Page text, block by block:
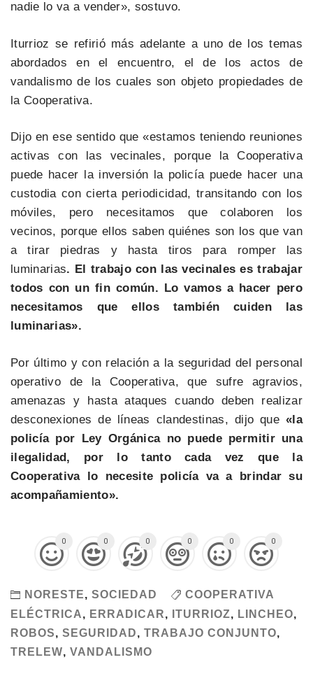
nadie lo va a vender», sostuvo.
Iturrioz se refirió más adelante a uno de los temas
abordados en el encuentro, el de los actos de
vandalismo de los cuales son objeto propiedades de
la Cooperativa.
Dijo en ese sentido que «estamos teniendo reuniones
activas con las vecinales, porque la Cooperativa
puede hacer la inversión la policía puede hacer una
custodia con cierta periodicidad, transitando con los
móviles, pero necesitamos que colaboren los
vecinos, porque ellos saben quiénes son los que van
a tirar piedras y hasta tiros para romper las
luminarias. El trabajo con las vecinales es trabajar
todos con un fin común. Lo vamos a hacer pero
necesitamos que ellos también cuiden las
luminarias».
Por último y con relación a la seguridad del personal
operativo de la Cooperativa, que sufre agravios,
amenazas y hasta ataques cuando deben realizar
desconexiones de líneas clandestinas, dijo que «la
policía por Ley Orgánica no puede permitir una
ilegalidad, por lo tanto cada vez que la
Cooperativa lo necesite policía va a brindar su
acompañamiento».
0 0 0 0 0 0
NORESTE, SOCIEDAD
COOPERATIVA
ELÉCTRICA
ERRADICAR ITURRIOZ LINCHEO
ROBOS
SEGURIDAD TRABAJO CONJUNTO
TRELEW
VANDALISMO